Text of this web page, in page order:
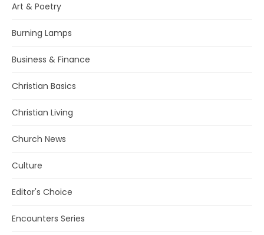
Art & Poetry
Burning Lamps
Business & Finance
Christian Basics
Christian Living
Church News
Culture
Editor's Choice
Encounters Series